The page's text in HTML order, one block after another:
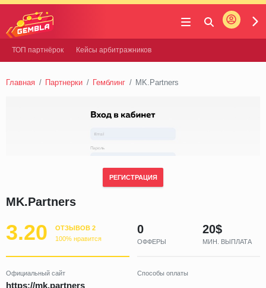
Gembla
Войти
ТОП партнёрок Кейсы арбитражников
Главная Партнерки Гемблинг MK.Partners
MK.Partners
3.20
ОТЗЫВОВ 2
100% нравится
0
ОФФЕРЫ
20$
МИН. ВЫПЛАТА
Официальный сайт
https://mk.partners
Способы оплаты
РЕГИСТРАЦИЯ